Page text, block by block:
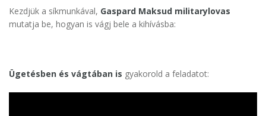
Kezdjük a síkmunkával, Gaspard Maksud militarylovas
mutatja be, hogyan is vágj bele a kihívásba:
Ügetésben és vágtában is gyakorold a feladatot: